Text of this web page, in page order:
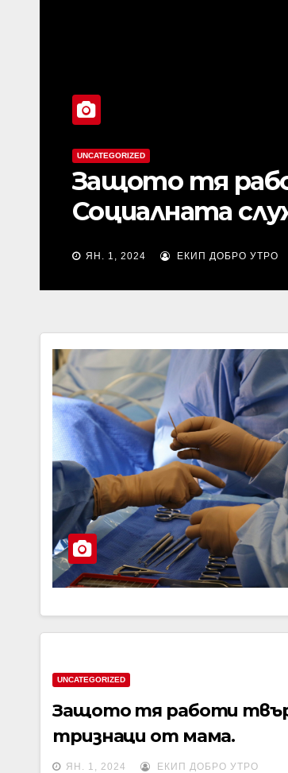
ВАКСИНИ ВИДЕА
ВАКСИНИРАН
И РИСКА
ЯН. 3, 2022 ЕКИП ДОБРО УТРО
UNCATEGORIZED
Защото тя работи
тризнаци от мама.
ЯН. 1, 2024 ЕКИП ДОБРО УТРО